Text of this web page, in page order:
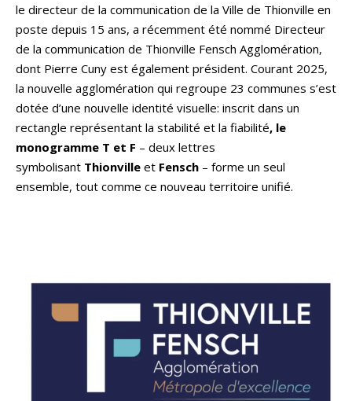
le directeur de la communication de la Ville de Thionville en
poste depuis 15 ans, a récemment été nommé Directeur
de la communication de Thionville Fensch Agglomération,
dont Pierre Cuny est également président. Courant 2025,
la nouvelle agglomération qui regroupe 23 communes s’est
dotée d’une nouvelle identité visuelle: inscrit dans un
rectangle représentant la stabilité et la fiabilité, le
monogramme T et F – deux lettres
symbolisant Thionville et Fensch – forme un seul
ensemble, tout comme ce nouveau territoire unifié.